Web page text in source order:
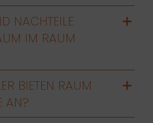
NACHTEILE
IM RAUM
BIETEN RAUM
AN?